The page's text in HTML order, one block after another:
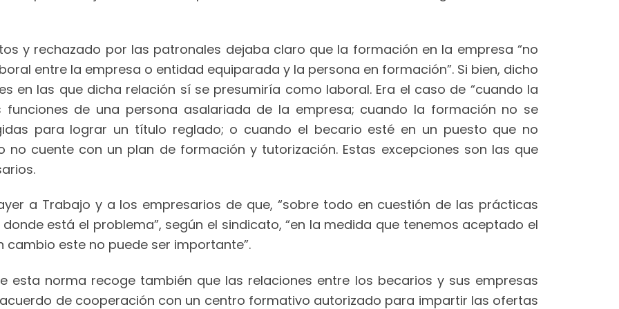
y rechazado por las patronales dejaba claro que la formación en la empresa “no
entre la empresa o entidad equiparada y la persona en formación”. Si bien, dicho
en las que dicha relación sí se presumiría como laboral. Era el caso de “cuando la
de una persona asalariada de la empresa; cuando la formación no se
para lograr un título reglado; o cuando el becario esté en un puesto que no
no cuente con un plan de formación y tutorización. Estas excepciones son las que
a Trabajo y a los empresarios de que, “sobre todo en cuestión de las prácticas
está el problema”, según el sindicato, “en la medida que tenemos aceptado el
este no puede ser importante”.
esta norma recoge también que las relaciones entre los becarios y sus empresas
de cooperación con un centro formativo autorizado para impartir las ofertas